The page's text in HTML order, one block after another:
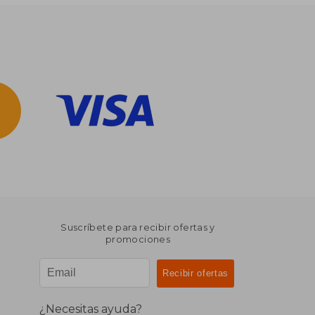
Suscríbete para recibir ofertas y
promociones
¿Necesitas ayuda?